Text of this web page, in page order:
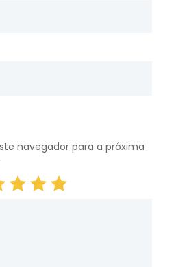
navegador para a próxima